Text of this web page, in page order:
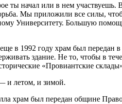
ты начал или в нем
Мы приложили все силы,
Университету. Большую
в 1992 году храм был передан
здание. Не то, чтобы в
«Провиантские
и летом, и зимой.
храм был передан общине